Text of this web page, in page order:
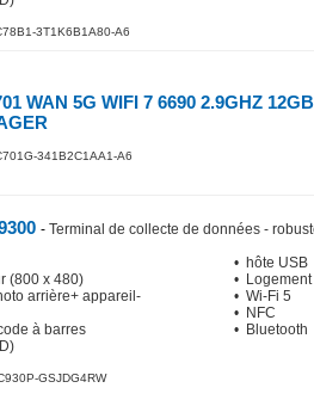
3T1K6B1A80-A6
WAN 5G WIFI 7 6690 2.9GHZ
341B2C1AA1-A6
- Terminal de collecte de données -
(800 x 480)
arrière+ appareil-
à barres
• hôte USB
•
• Wi-Fi 5
• NFC
• Bluetooth
GSJDG4RW